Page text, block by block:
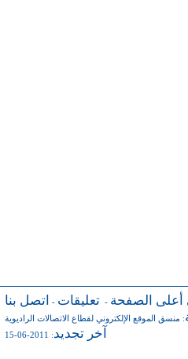
أعلى الصفحة - تعليقات - اتصل بنا
: منسق الموقع الإلكتروني لقطاع الاتصالات الراديوية
آخر تجديد: 2011-06-15